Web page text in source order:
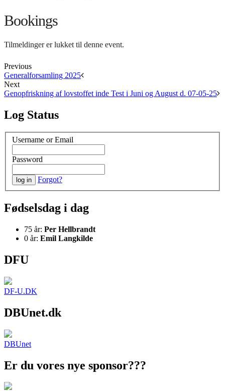
Bookings
Tilmeldinger er lukket til denne event.
Previous
Generalforsamling 2025
Next
Genopfriskning af lovstoffet inde Test i Juni og August d. 07-05-25
Log Status
Username or Email
Password
Forgot?
Fødselsdag i dag
75 år: Per Hellbrandt
0 år: Emil Langkilde
DFU
DF-U.DK
DBUnet.dk
DBUnet
Er du vores nye sponsor???